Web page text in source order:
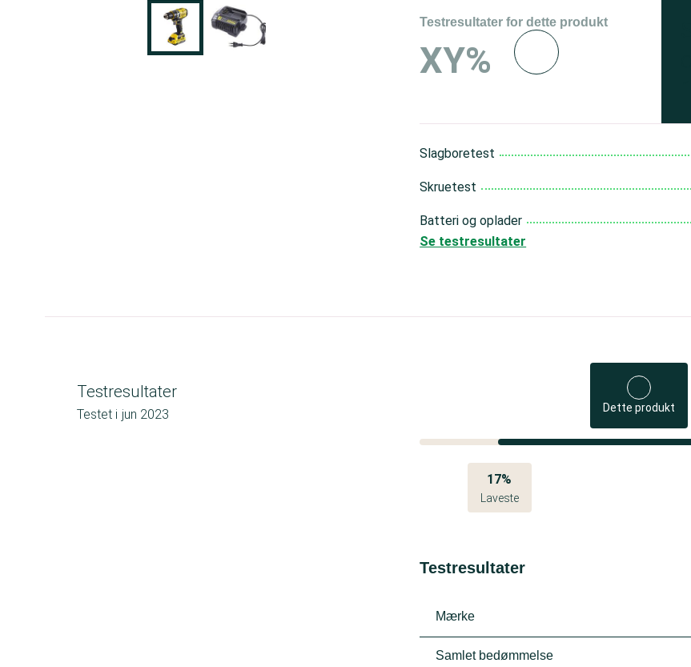
Testresultater for dette produkt
XY%
Slagboretest
Skruetest
Batteri og oplader
Se testresultater
Testresultater
Testet i jun 2023 Dette produkt
17%
Laveste
Testresultater
Mærke
Samlet bedømmelse